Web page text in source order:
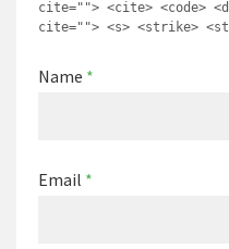
cite=""> <cite> <code>
cite=""> <s> <strike>
Name *
Email *